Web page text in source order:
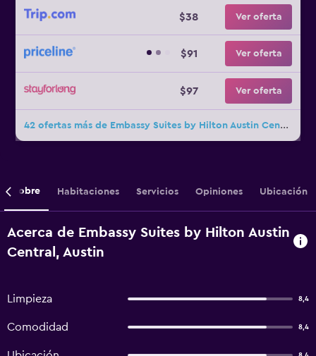
$38 Ver oferta
$91 Ver oferta
$97 Ver oferta
42 ofertas más de Embassy Suites by Hilton Austin Central
Sobre Habitaciones Servicios Opiniones Ubicación
Acerca de Embassy Suites by Hilton Austin
Central, Austin
Limpieza 8,4
Comodidad 8,4